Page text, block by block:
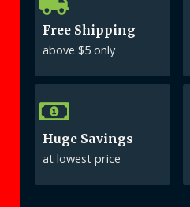
Free Shipping
above $5 only
Huge Savings
at lowest price